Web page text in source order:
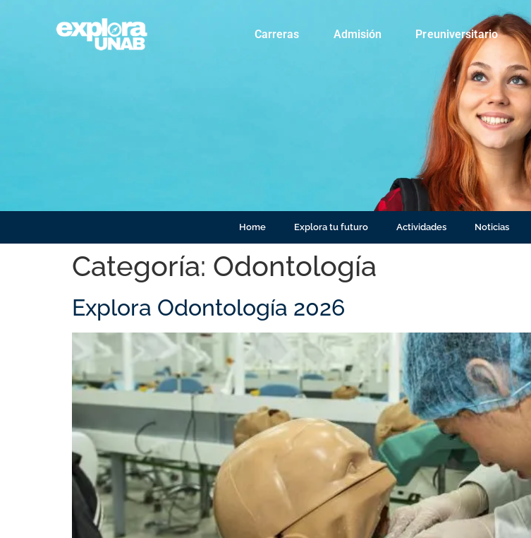
Carreras Admisión Preuniversitario
Home Explora tu futuro Actividades Noticias
Categoría: Odontología
Explora Odontología 2026